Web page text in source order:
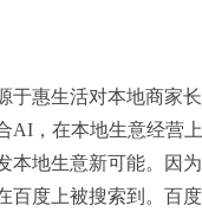
于惠生活对本地商家
AI，在本地生意经营
本地生意新可能。因
百度上被搜索到。百